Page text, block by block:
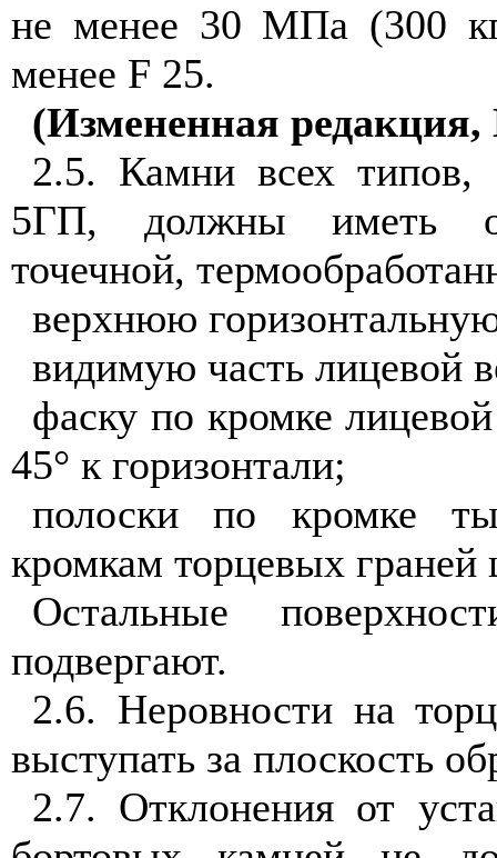
не менее 30 МПа (300
менее F 25.
(Измененная
2.5. Камни всех типов,
5ГП, должны иметь
точечной,
верхнюю
видимую часть лицевой
фаску по кромке
45° к горизонтали;
полоски по кромке
кромкам торцевых
Остальные
подвергают.
2.6. Неровности на
выступать за плоскость
2.7. Отклонения от